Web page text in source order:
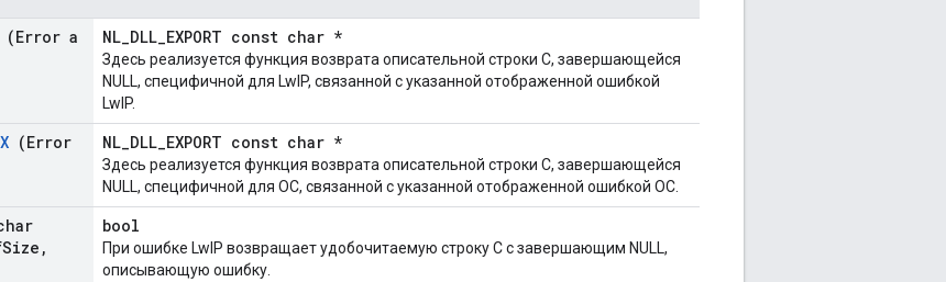
(Error a
NL_DLL_EXPORT const char *
Здесь реализуется функция возврата описательной строки C, завершающейся
NULL, специфичной для LwIP, связанной с указанной отображенной ошибкой
LwIP.
(Error
NL_DLL_EXPORT const char *
Здесь реализуется функция возврата описательной строки C, завершающейся
NULL, специфичной для ОС, связанной с указанной отображенной ошибкой ОС.
Size ,
bool
При ошибке LwIP возвращает удобочитаемую строку C с завершающим NULL,
описывающую ошибку.